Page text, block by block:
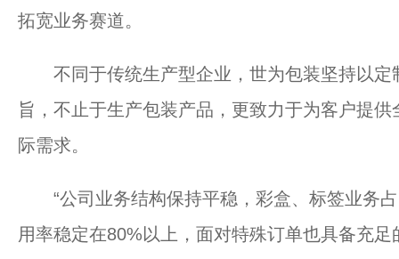
拓宽业务赛道。
不同于传统生产型企业，世为包装坚持以定
旨，不止于生产包装产品，更致力于为客户提
际需求。
“公司业务结构保持平稳，彩盒、标签业务占
用率稳定在80%以上，面对特殊订单也具备充